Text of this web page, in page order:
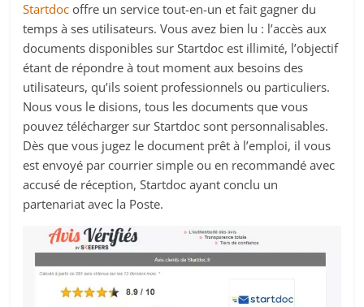
Startdoc offre un service tout-en-un et fait gagner du
temps à ses utilisateurs. Vous avez bien lu : l’accès aux
documents disponibles sur Startdoc est illimité, l’objectif
étant de répondre à tout moment aux besoins des
utilisateurs, qu’ils soient professionnels ou particuliers.
Nous vous le disions, tous les documents que vous
pouvez télécharger sur Startdoc sont personnalisables.
Dès que vous jugez le document prêt à l’emploi, il vous
est envoyé par courrier simple ou en recommandé avec
accusé de réception, Startdoc ayant conclu un
partenariat avec la Poste.